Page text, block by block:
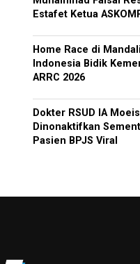
Estafet Ketua
Home Race di
Indonesia Bidik
ARRC 2026
Dokter RSUD IA
Dinonaktifkan
Pasien BPJS Viral